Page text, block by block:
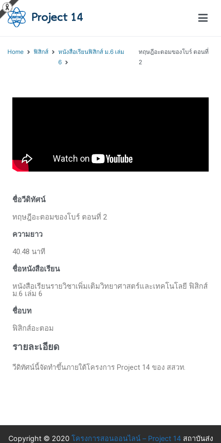
Home ฟิสิกส์
หนังสือเรียนฟิสิกส์ ม.6 เล่ม
6
ทฤษฎีอะตอมของโบร์ ตอนที่
2
ชื่อวีดิทัศน์
ทฤษฎีอะตอมของโบร์ ตอนที่ 2
ความยาว
40.48 นาที
ชื่อหนังสือเรียน
หนังสือเรียนรายวิชาเพิ่มเติมวิทยาศาสตร์และเทคโนโลยี ฟิสิกส์
ม.6 เล่ม 6
ชื่อบท
ฟิสิกส์อะตอม
รายละเอียด
วีดิทัศน์นี้จัดทำขึ้นภายใต้โครงการ Project 14 ของ สสวท.
Copyright © 2020 โครงการสอนออนไลน์ – Project 14สถาบันส่ง